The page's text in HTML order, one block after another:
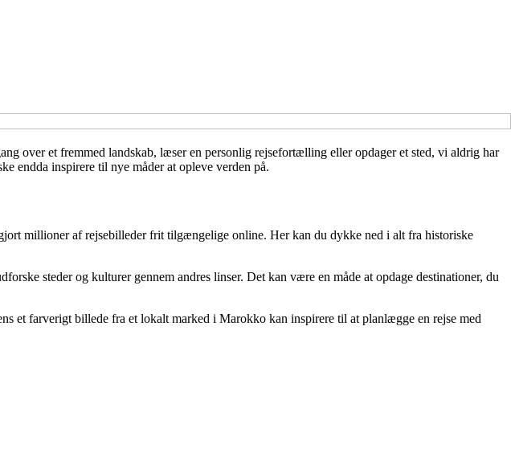
over et fremmed landskab, læser en personlig rejsefortælling eller opdager et sted, vi aldrig har
endda inspirere til nye måder at opleve verden på.
millioner af rejsebilleder frit tilgængelige online. Her kan du dykke ned i alt fra historiske
steder og kulturer gennem andres linser. Det kan være en måde at opdage destinationer, du
et farverigt billede fra et lokalt marked i Marokko kan inspirere til at planlægge en rejse med